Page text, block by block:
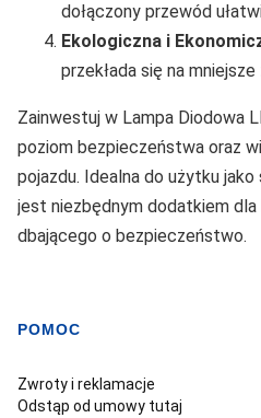
dołączony przewód
Ekologiczna i
przekłada się na
Zainwestuj w Lampa Diodowa
poziom bezpieczeństwa oraz
pojazdu. Idealna do użytku
jest niezbędnym dodatkiem
dbającego o bezpieczeństwo.
Linki w stopce
POMOC
Zwroty i reklamacje
Odstąp od umowy tutaj